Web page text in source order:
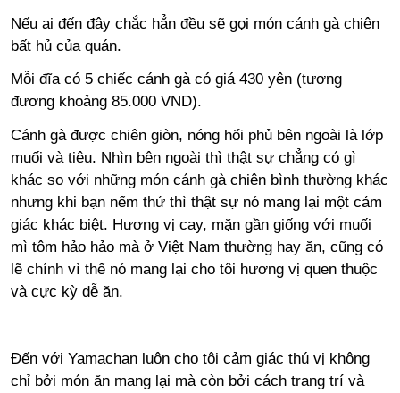
Nếu ai đến đây chắc hẳn đều sẽ gọi món cánh gà chiên
bất hủ của quán.
Mỗi đĩa có 5 chiếc cánh gà có giá 430 yên (tương
đương khoảng 85.000 VND).
Cánh gà được chiên giòn, nóng hổi phủ bên ngoài là lớp
muối và tiêu. Nhìn bên ngoài thì thật sự chẳng có gì
khác so với những món cánh gà chiên bình thường khác
nhưng khi bạn nếm thử thì thật sự nó mang lại một cảm
giác khác biệt. Hương vị cay, mặn gần giống với muối
mì tôm hảo hảo mà ở Việt Nam thường hay ăn, cũng có
lẽ chính vì thế nó mang lại cho tôi hương vị quen thuộc
và cực kỳ dễ ăn.
Đến với Yamachan luôn cho tôi cảm giác thú vị không
chỉ bởi món ăn mang lại mà còn bởi cách trang trí và